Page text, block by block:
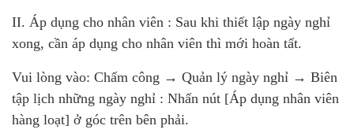
II. Áp dụng cho nhân viên : Sau khi thiết lập ngày nghỉ
xong, cần áp dụng cho nhân viên thì mới hoàn tất.
Vui lòng vào: Chấm công → Quản lý ngày nghỉ → Biên
tập lịch những ngày nghỉ : Nhấn nút [Áp dụng nhân viên
hàng loạt] ở góc trên bên phải.